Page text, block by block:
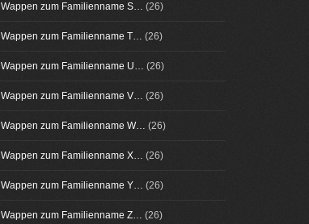
Wappen zum Familienname S… (26)
Wappen zum Familienname T… (26)
Wappen zum Familienname U… (26)
Wappen zum Familienname V… (26)
Wappen zum Familienname W… (26)
Wappen zum Familienname X… (26)
Wappen zum Familienname Y… (26)
Wappen zum Familienname Z… (26)